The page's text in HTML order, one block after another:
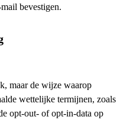
bevestigen.
maar de wijze waarop
wettelijke termijnen, zoals
opt-out- of opt-in-data op